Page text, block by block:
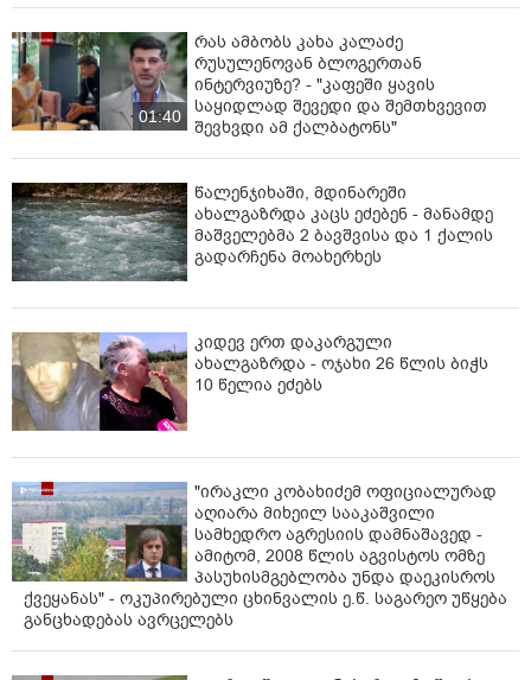
01:40
რას ამბობს კახა კალაძე
რუსულენოვან ბლოგერთან
ინტერვიუზე? - "კაფეში ყავის
საყიდლად შევედი და შემთხვევით
შევხვდი ამ ქალბატონს"
წალენჯიხაში, მდინარეში
ახალგაზრდა კაცს ეძებენ - მანამდე
მაშველებმა 2 ბავშვისა და 1 ქალის
გადარჩენა მოახერხეს
კიდევ ერთ დაკარგული
ახალგაზრდა - ოჯახი 26 წლის ბიჭს
10 წელია ეძებს
"ირაკლი კობახიძემ ოფიციალურად
აღიარა მიხეილ სააკაშვილი
სამხედრო აგრესიის დამნაშავედ -
ამიტომ, 2008 წლის აგვისტოს ომზე
პასუხისმგებლობა უნდა დაეკისროს
ქვეყანას" - ოკუპირებული ცხინვალის ე.წ. საგარეო უწყება
განცხადებას ავრცელებს